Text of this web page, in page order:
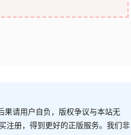
果请用户自负，版权争议与本站无
注册，得到更好的正版服务。我们非